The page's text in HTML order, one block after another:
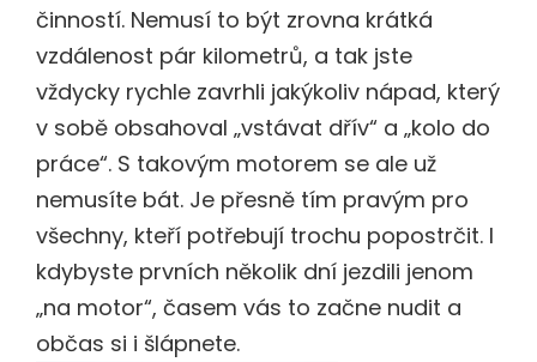
činností. Nemusí to být zrovna krátká
vzdálenost pár kilometrů, a tak jste
vždycky rychle zavrhli jakýkoliv nápad, který
v sobě obsahoval „vstávat dřív“ a „kolo do
práce“. S takovým motorem se ale už
nemusíte bát. Je přesně tím pravým pro
všechny, kteří potřebují trochu popostrčit. I
kdybyste prvních několik dní jezdili jenom
„na motor“, časem vás to začne nudit a
občas si i šlápnete.